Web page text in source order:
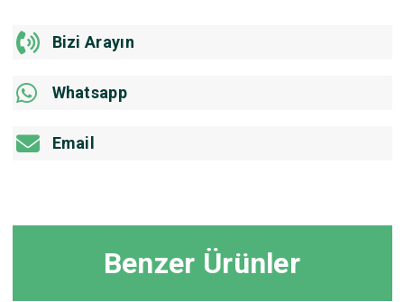
Bizi Arayın
Whatsapp
Email
Benzer Ürünler